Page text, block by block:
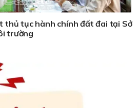
thủ tục hành chính đất đai tại Sở
trường